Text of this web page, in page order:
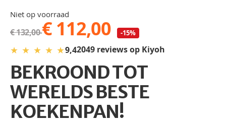
Niet op voorraad
€ 132,00€ 112,00 -15%
★ ★ ★ ★ ★9,42049 reviews op Kiyoh
BEKROOND TOT
WERELDS BESTE
KOEKENPAN!